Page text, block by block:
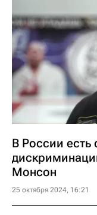
В России есть
Монсон
25 октября 2024, 16:21